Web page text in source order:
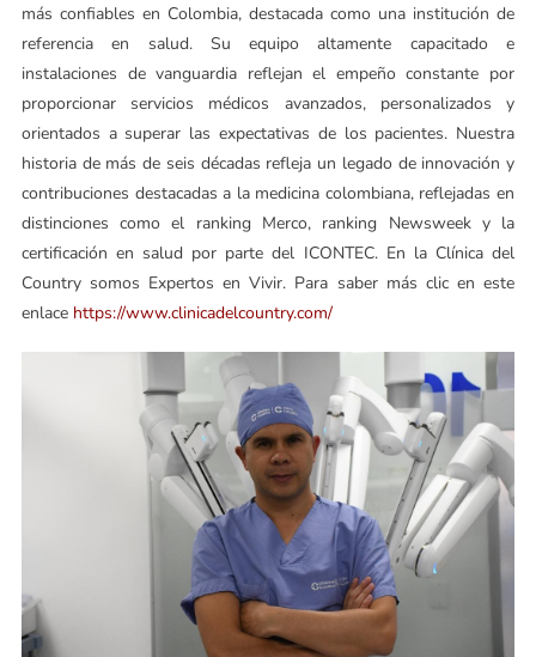
más confiables en Colombia, destacada como una institución de
referencia en salud. Su equipo altamente capacitado e
instalaciones de vanguardia reflejan el empeño constante por
proporcionar servicios médicos avanzados, personalizados y
orientados a superar las expectativas de los pacientes. Nuestra
historia de más de seis décadas refleja un legado de innovación y
contribuciones destacadas a la medicina colombiana, reflejadas en
distinciones como el ranking Merco, ranking Newsweek y la
certificación en salud por parte del ICONTEC. En la Clínica del
Country somos Expertos en Vivir. Para saber más clic en este
enlace https://www.clinicadelcountry.com/